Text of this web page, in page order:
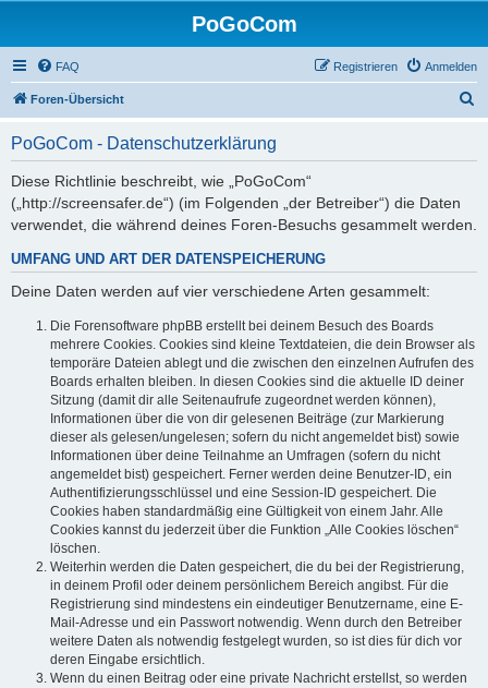
PoGoCom
FAQ Anmelden
Registrieren
Foren-Übersicht
PoGoCom - Datenschutzerklärung
Diese Richtlinie beschreibt, wie „PoGoCom“
(„http://screensafer.de“) (im Folgenden „der Betreiber“) die Daten
verwendet, die während deines Foren-Besuchs gesammelt werden.
UMFANG UND ART DER DATENSPEICHERUNG
Deine Daten werden auf vier verschiedene Arten gesammelt:
Die Forensoftware phpBB erstellt bei deinem Besuch des Boards
mehrere Cookies. Cookies sind kleine Textdateien, die dein Browser als
temporäre Dateien ablegt und die zwischen den einzelnen Aufrufen des
Boards erhalten bleiben. In diesen Cookies sind die aktuelle ID deiner
Sitzung (damit dir alle Seitenaufrufe zugeordnet werden können),
Informationen über die von dir gelesenen Beiträge (zur Markierung
dieser als gelesen/ungelesen; sofern du nicht angemeldet bist) sowie
Informationen über deine Teilnahme an Umfragen (sofern du nicht
angemeldet bist) gespeichert. Ferner werden deine Benutzer-ID, ein
Authentifizierungsschlüssel und eine Session-ID gespeichert. Die
Cookies haben standardmäßig eine Gültigkeit von einem Jahr. Alle
Cookies kannst du jederzeit über die Funktion „Alle Cookies löschen“
löschen.
Weiterhin werden die Daten gespeichert, die du bei der Registrierung,
in deinem Profil oder deinem persönlichem Bereich angibst. Für die
Registrierung sind mindestens ein eindeutiger Benutzername, eine E-
Mail-Adresse und ein Passwort notwendig. Wenn durch den Betreiber
weitere Daten als notwendig festgelegt wurden, so ist dies für dich vor
deren Eingabe ersichtlich.
Wenn du einen Beitrag oder eine private Nachricht erstellst, so werden